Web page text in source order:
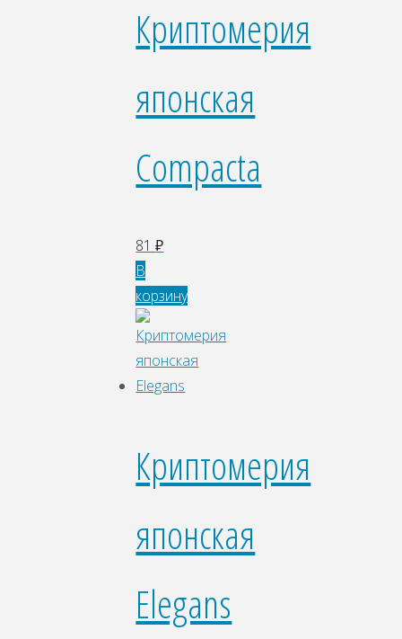
Криптомерия
японская
Compacta
81₽
В
корзину
Криптомерия
японская
Elegans